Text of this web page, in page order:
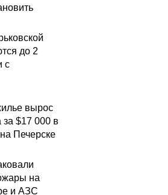
до 2
с
вырос
за $17 000 в
Печерске
на
и АЗС